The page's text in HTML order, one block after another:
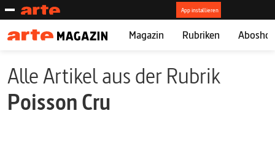
Magazin Rubriken
Alle Artikel aus der Rubrik
Poisson Cru